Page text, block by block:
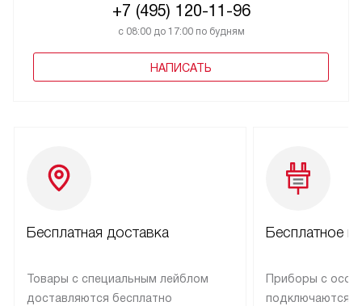
+7 (495) 120-11-96
с 08:00 до 17:00 по будням
НАПИСАТЬ
Бесплатная доставка
Товары с специальным лейблом
доставляются бесплатно
Бесплатное
Приборы с
подключаются к